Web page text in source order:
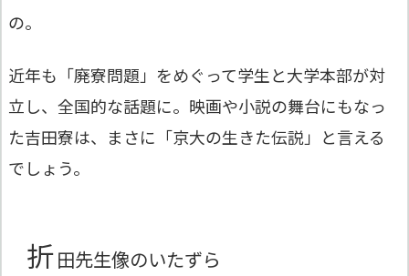
の。
近年も「廃寮問題」をめぐって学生と大学本部が対
立し、全国的な話題に。映画や小説の舞台にもなっ
た吉田寮は、まさに「京大の生きた伝説」と言える
でしょう。
折田先生像のいたずら